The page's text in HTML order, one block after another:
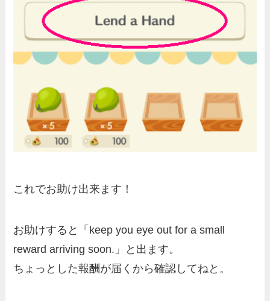
これでお助け出来ます！
お助けすると「keep you eye out for a small
reward arriving soon.」と出ます。
ちょっとした報酬が届くから確認してねと。